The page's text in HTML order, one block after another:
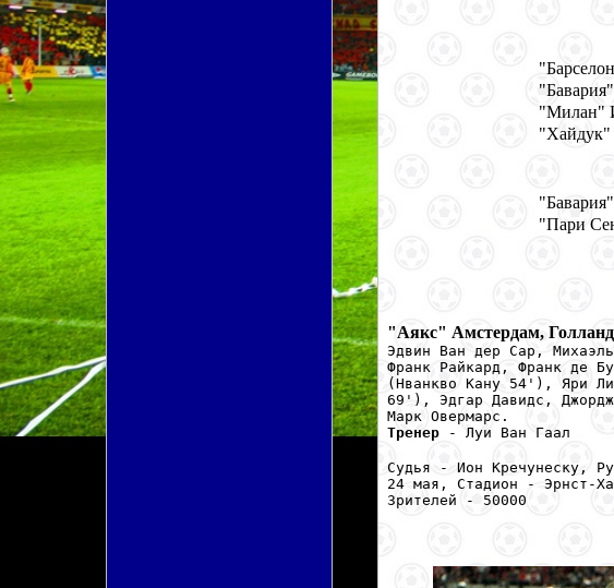
"Милан"
"Хайдук"
"Пари
"Аякс" Амстердам,
Эдвин Ван дер Сар,
Франк Райкард, Франк де
(Нванкво Кану 54'), Яри
69'), Эдгар Давидс,
Марк Овермарс.
Тренер - Луи Ван Гаал
Судья - Ион Кречунеску,
24 мая, Стадион - Эрнст-
Зрителей - 50000